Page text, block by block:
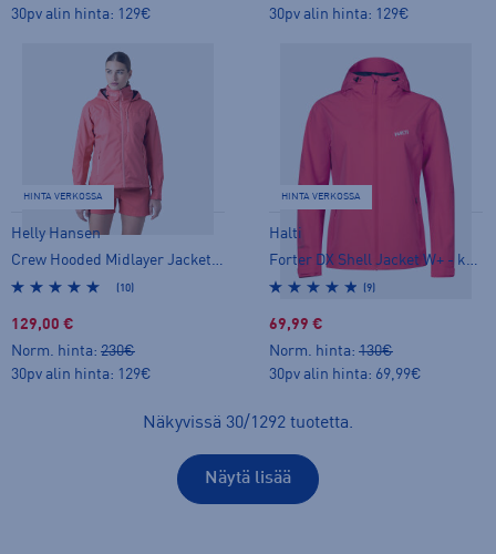
30pv alin hinta: 129€
30pv alin hinta: 129€
HINTA VERKOSSA
Helly Hansen
Crew Hooded Midlayer Jacket 2.0 W - kuoritakki
(10)
129,00 €
Norm. hinta: 230€
30pv alin hinta: 129€
HINTA VERKOSSA
Halti
Forter DX Shell Jacket W+ - kuoritakki
(9)
69,99 €
Norm. hinta: 130€
30pv alin hinta: 69,99€
Näkyvissä 30/1292 tuotetta.
Näytä lisää